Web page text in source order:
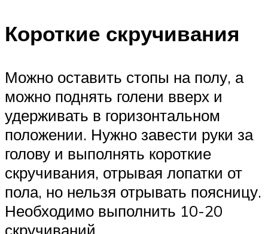
Короткие скручивания
Можно оставить стопы на полу, а
можно поднять голени вверх и
удерживать в горизонтальном
положении. Нужно завести руки за
голову и выполнять короткие
скручивания, отрывая лопатки от
пола, но нельзя отрывать поясницу.
Необходимо выполнить 10-20
скручиваний.